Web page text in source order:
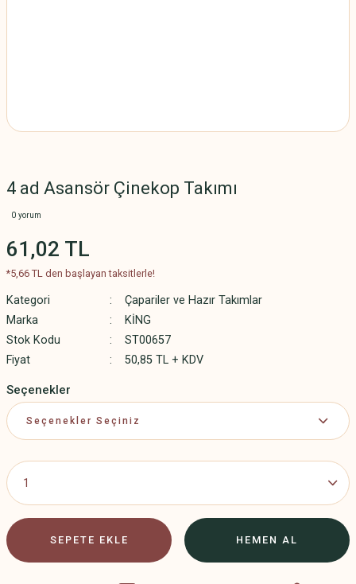
4 ad Asansör Çinekop Takımı
0 yorum
61,02 TL
*5,66 TL den başlayan taksitlerle!
Kategori
Çapariler ve Hazır Takımlar
Marka
KİNG
Stok Kodu
ST00657
Fiyat
50,85 TL + KDV
Seçenekler
SEPETE EKLE HEMEN AL